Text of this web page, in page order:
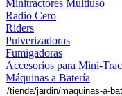
Minitractores Multiuso
Radio Cero
Riders
Pulverizadoras
Fumigadoras
Accesorios para Mini-
Máquinas a Batería